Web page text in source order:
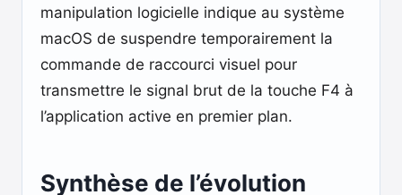
manipulation logicielle indique au système
macOS de suspendre temporairement la
commande de raccourci visuel pour
transmettre le signal brut de la touche F4 à
l’application active en premier plan.
Synthèse de l’évolution